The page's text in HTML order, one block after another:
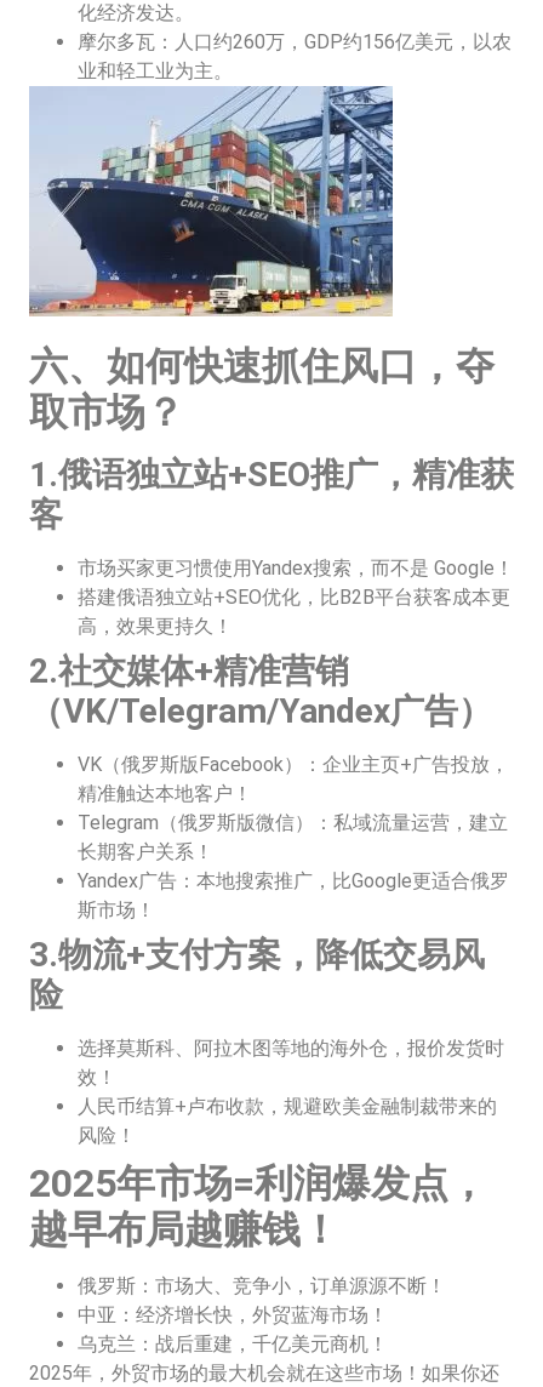
化经济发达。
摩尔多瓦：人口约260万，GDP约156亿美元，以农
业和轻工业为主。
六、如何快速抓住风口，夺
取市场？
1.俄语独立站+SEO推广，精准获
客
市场买家更习惯使用Yandex搜索，而不是 Google！
搭建俄语独立站+SEO优化，比B2B平台获客成本更
高，效果更持久！
2.社交媒体+精准营销
（VK/Telegram/Yandex广告）
VK（俄罗斯版Facebook）：企业主页+广告投放，
精准触达本地客户！
Telegram（俄罗斯版微信）：私域流量运营，建立
长期客户关系！
Yandex广告：本地搜索推广，比Google更适合俄罗
斯市场！
3.物流+支付方案，降低交易风
险
选择莫斯科、阿拉木图等地的海外仓，报价发货时
效！
人民币结算+卢布收款，规避欧美金融制裁带来的
风险！
2025年市场=利润爆发点，
越早布局越赚钱！
俄罗斯：市场大、竞争小，订单源源不断！
中亚：经济增长快，外贸蓝海市场！
乌克兰：战后重建，千亿美元商机！
2025年，外贸市场的最大机会就在这些市场！如果你还